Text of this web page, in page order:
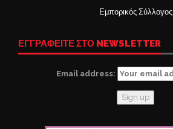
Εμπορικός Σύλλογος
ΕΓΓΡΑΦΕΙΤΕ ΣΤΟ NEWSLETTER
Email address: